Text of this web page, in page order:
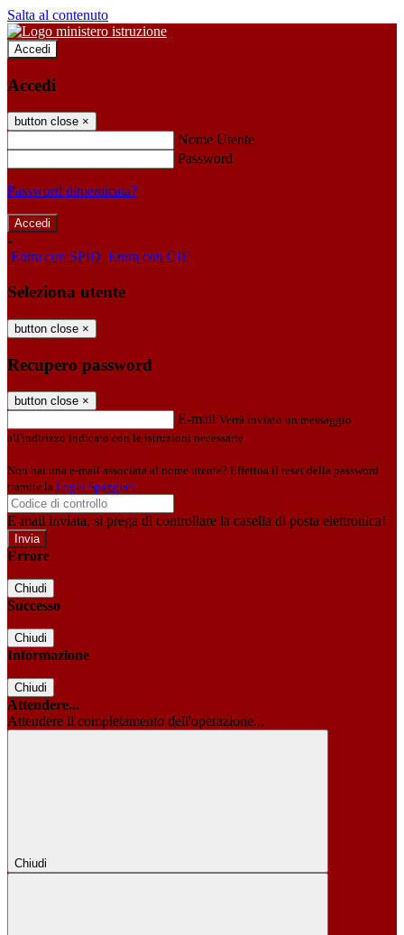
Salta al contenuto
Accedi
Accedi
button close ×
Nome Utente
Password
Password dimenticata?
-
Entra con SPID Entra con CIE
Seleziona utente
button close ×
Recupero password
button close ×
E-mail Verrà inviato un messaggio
all'indirizzo indicato con le istruzioni necessarie.
Non hai una e-mail associata al nome utente? Effettua il reset della password
tramite la Login Spaggiari
E-mail inviata, si prega di controllare la casella di posta elettronica!
Errore
Chiudi
Successo
Chiudi
Informazione
Chiudi
Attendere...
Attendere il completamento dell'operazione...
Chiudi